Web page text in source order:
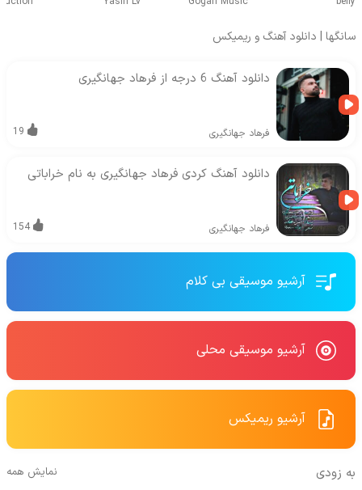
سانگها | دانلود آهنگ و ریمیکس
دانلود آهنگ 6 درجه از فرهاد جهانگیری
فرهاد جهانگیری 19
دانلود آهنگ کردی فرهاد جهانگیری به نام خراباتی
فرهاد جهانگیری 154
آرشیو موسیقی بی کلام
آرشیو موسیقی محلی
آرشیو ریمیکس
به زودی نمایش همه